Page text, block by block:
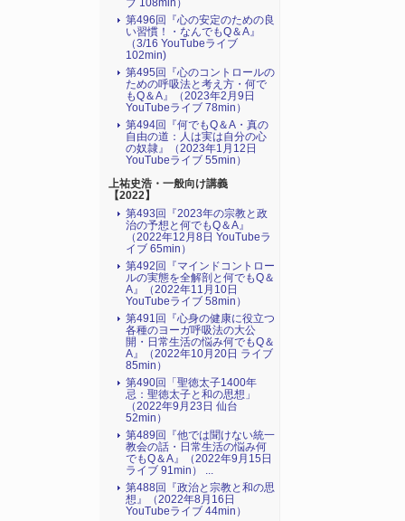
ブ 108min）
第496回『心の安定のための良
い習慣！・なんでもQ＆A』
（3/16 YouTubeライブ
102min)
第495回『心のコントロールの
ための呼吸法と考え方・何で
もQ＆A』（2023年2月9日
YouTubeライブ 78min）
第494回『何でもQ＆A・真の
自由の道：人は実は自分の心
の奴隷』（2023年1月12日
YouTubeライブ 55min）
上祐史浩・一般向け講義
【2022】
第493回『2023年の宗教と政
治の予想と何でもQ＆A』
（2022年12月8日 YouTubeラ
イブ 65min）
第492回『マインドコントロー
ルの実態を全解剖と何でもQ＆
A』（2022年11月10日
YouTubeライブ 58min）
第491回『心身の健康に役立つ
各種のヨーガ呼吸法の大公
開・日常生活の悩み何でもQ＆
A』（2022年10月20日 ライブ
85min）
第490回「聖徳太子1400年
忌：聖徳太子と和の思想」
（2022年9月23日 仙台
52min）
第489回『他では聞けない統一
教会の話・日常生活の悩み何
でもQ＆A』（2022年9月15日
ライブ 91min） ...
第488回『政治と宗教と和の思
想』（2022年8月16日
YouTubeライブ 44min）